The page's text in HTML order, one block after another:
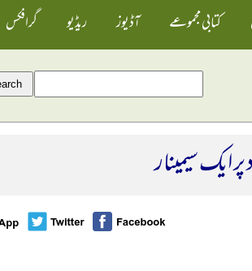
کتابی مجموعے آڈیوز ریڈیو گرافکس
ایک سیمینار